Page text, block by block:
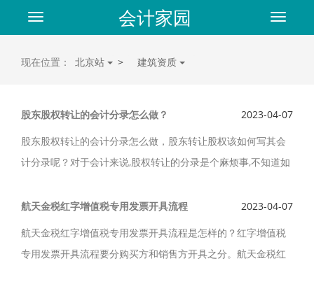
Toggle
Toggle
navigation
会计家园
现在位置： 北京站 > 建筑资质
股东股权转让的会计分录怎么做？
2023-04-07
股东股权转让的会计分录怎么做，股东转让股权该如何写其会
计分录呢？对于会计来说,股权转让的分录是个麻烦事,不知道如
航天金税红字增值税专用发票开具流程
2023-04-07
航天金税红字增值税专用发票开具流程是怎样的？红字增值税
专用发票开具流程要分购买方和销售方开具之分。航天金税红